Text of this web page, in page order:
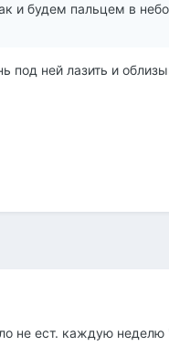
и будем пальцем в
ней лазить и
не ест. каждую